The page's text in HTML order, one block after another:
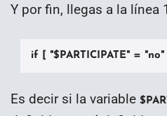
Y por fin, llegas a la línea
if [ "$PARTICIPATE" =
Es decir si la variable